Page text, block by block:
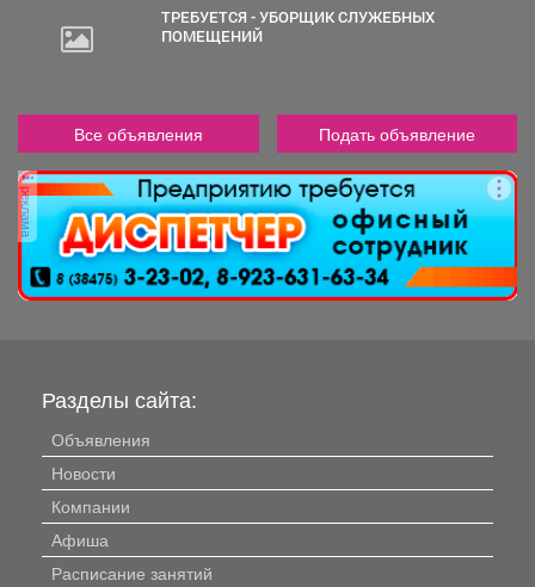
ТРЕБУЕТСЯ - УБОРЩИК СЛУЖЕБНЫХ
ПОМЕЩЕНИЙ
Все объявления Подать объявление
реклама
Разделы сайта:
Объявления
Новости
Компании
Афиша
Расписание занятий